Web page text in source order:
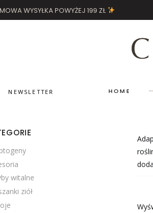
WYSYŁKA POWYŻEJ 199 ZŁ
NEWSLETTER HOME
witalne
ziół